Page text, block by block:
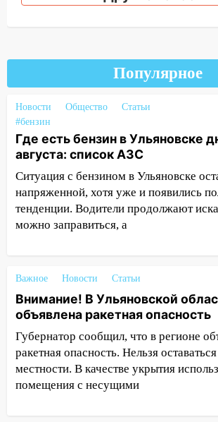
В Заволжском районе
тридцатиградусная жара:
погода в четверг
06:00
Четыре года борьбы:
юристы помогли женщине
за плесень на стенах
05:00 Кому 6 августа звезды
прибыль, а кому —
прочность
05.08.2026
22:58
Соцсети: на проспекте
20:22
Мошенники обманули
жительницу Ульяновской
19:14 Житель Ульяновской
подвез троих незнакомцев на
заработал уголовное дело
18:14 Прогноз погоды на 6
Ульяновской области
Популярное
Новости Общество
Статьи
#бензин
Где есть бензин в Ульяновске
августа: список АЗС
Ситуация с бензином в Ульяновске
напряженной, хотя уже и появились
тенденции. Водители продолжают
можно заправиться, а
Важное Новости Статьи
Внимание! В Ульяновской
объявлена ракетная опасность
Губернатор сообщил, что в регионе
ракетная опасность. Нельзя
местности. В качестве укрытия
помещения с несущими